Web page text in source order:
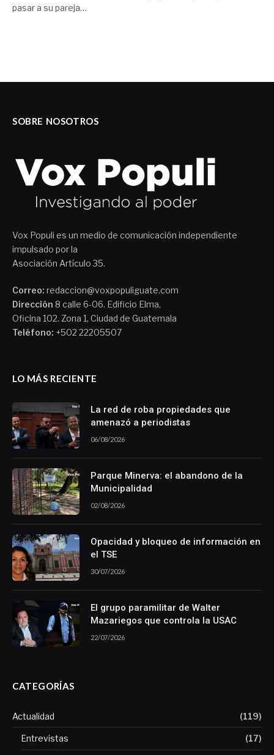
pasar a su pareja…
SOBRE NOSOTROS
Vox Populi es un medio de comunicación independiente
impulsado por la
Asociación Artículo 35.
Correo: redaccion@voxpopuliguate.com
Dirección 8 calle 6-06. Edificio Elma,
Oficina 102. Zona 1, Ciudad de Guatemala
Teléfono: +502 22205507
LO MÁS RECIENTE
La red de roba propiedades que
amenazó a periodistas
06/08/2026
Parque Minerva: el abandono de la
Municipalidad
02/08/2026
Opacidad y bloqueo de información en
el TSE
30/07/2026
El grupo paramilitar de Walter
Mazariegos que controla la USAC
22/07/2026
CATEGORÍAS
Actualidad (119)
Entrevistas (17)